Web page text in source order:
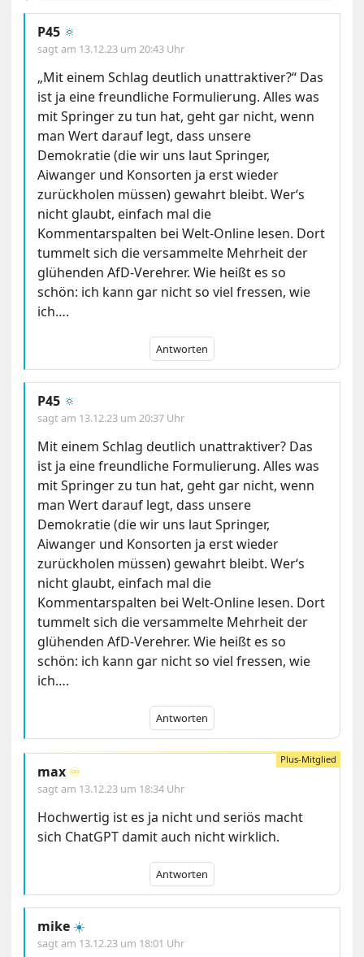
P45 🔅
sagt am 13.12.23 um 20:43 Uhr
„Mit einem Schlag deutlich unattraktiver?“ Das
ist ja eine freundliche Formulierung. Alles was
mit Springer zu tun hat, geht gar nicht, wenn
man Wert darauf legt, dass unsere
Demokratie (die wir uns laut Springer,
Aiwanger und Konsorten ja erst wieder
zurückholen müssen) gewahrt bleibt. Wer‘s
nicht glaubt, einfach mal die
Kommentarspalten bei Welt-Online lesen. Dort
tummelt sich die versammelte Mehrheit der
glühenden AfD-Verehrer. Wie heißt es so
schön: ich kann gar nicht so viel fressen, wie
ich….
Antworten
P45 🔅
sagt am 13.12.23 um 20:37 Uhr
Mit einem Schlag deutlich unattraktiver? Das
ist ja eine freundliche Formulierung. Alles was
mit Springer zu tun hat, geht gar nicht, wenn
man Wert darauf legt, dass unsere
Demokratie (die wir uns laut Springer,
Aiwanger und Konsorten ja erst wieder
zurückholen müssen) gewahrt bleibt. Wer‘s
nicht glaubt, einfach mal die
Kommentarspalten bei Welt-Online lesen. Dort
tummelt sich die versammelte Mehrheit der
glühenden AfD-Verehrer. Wie heißt es so
schön: ich kann gar nicht so viel fressen, wie
ich….
Antworten
max ♾️
sagt am 13.12.23 um 18:34 Uhr
Hochwertig ist es ja nicht und seriös macht
sich ChatGPT damit auch nicht wirklich.
Antworten
mike ☀️
sagt am 13.12.23 um 18:01 Uhr